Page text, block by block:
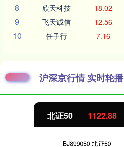
8 欣天科技 18.02
9 飞天诚信 12.56
10 任子行 7.16
沪深京行情 实时轮播
北证50 1122.88